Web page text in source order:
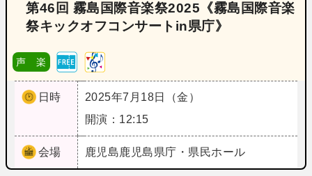
第46回 霧島国際音楽祭2025《霧島国際音楽
祭キックオフコンサートin県庁》
声 楽
日時
2025年7月18日（金）
開演：12:15
会場 鹿児島鹿児島県庁・県民ホール